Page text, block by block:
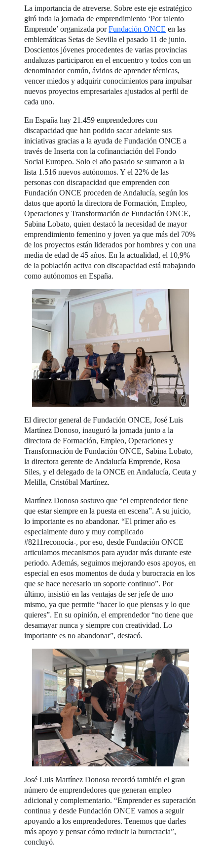
La importancia de atreverse. Sobre este eje estratégico
giró toda la jornada de emprendimiento ‘Por talento
Emprende’ organizada porFundación ONCE en las
emblemáticas Setas de Sevilla el pasado 11 de junio.
Doscientos jóvenes procedentes de varias provincias
andaluzas participaron en el encuentro y todos con un
denominador común, ávidos de aprender técnicas,
vencer miedos y adquirir conocimientos para impulsar
nuevos proyectos empresariales ajustados al perfil de
cada uno.
En España hay 21.459 emprendedores con
discapacidad que han podido sacar adelante sus
iniciativas gracias a la ayuda de Fundación ONCE a
través de Inserta con la cofinanciación del Fondo
Social Europeo. Solo el año pasado se sumaron a la
lista 1.516 nuevos autónomos. Y el 22% de las
personas con discapacidad que emprenden con
Fundación ONCE proceden de Andalucía, según los
datos que aportó la directora de Formación, Empleo,
Operaciones y Transformación de Fundación ONCE,
Sabina Lobato, quien destacó la necesidad de mayor
emprendimiento femenino y joven ya que más del 70%
de los proyectos están liderados por hombres y con una
media de edad de 45 años. En la actualidad, el 10,9%
de la población activa con discapacidad está trabajando
como autónomos en España.
El director general de Fundación ONCE, José Luis
Martínez Donoso, inauguró la jornada junto a la
directora de Formación, Empleo, Operaciones y
Transformación de Fundación ONCE, Sabina Lobato,
la directora gerente de Andalucía Emprende, Rosa
Siles, y el delegado de la ONCE en Andalucía, Ceuta y
Melilla, Cristóbal Martínez.
Martínez Donoso sostuvo que “el emprendedor tiene
que estar siempre en la puesta en escena”. A su juicio,
lo importante es no abandonar. “El primer año es
especialmente duro y muy complicado
#8211reconocía-, por eso, desde Fundación ONCE
articulamos mecanismos para ayudar más durante este
periodo. Además, seguimos mejorando esos apoyos, en
especial en esos momentos de duda y burocracia en los
que se hace necesario un soporte continuo”. Por
último, insistió en las ventajas de ser jefe de uno
mismo, ya que permite “hacer lo que piensas y lo que
quieres”. En su opinión, el emprendedor “no tiene que
desamayar nunca y siempre con creatividad. Lo
importante es no abandonar”, destacó.
José Luis Martínez Donoso recordó también el gran
número de emprendedores que generan empleo
adicional y complementario. “Emprender es superación
continua y desde Fundación ONCE vamos a seguir
apoyando a los emprendedores. Tenemos que darles
más apoyo y pensar cómo reducir la burocracia”,
concluyó.